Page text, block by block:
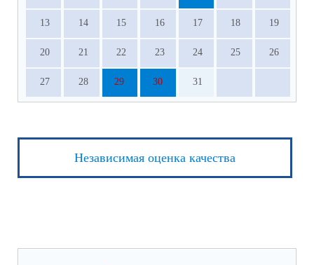
13 14 15 16 17 18 19
20 21 22 23 24 25 26
27 28 29 30 31
Независимая оценка качества